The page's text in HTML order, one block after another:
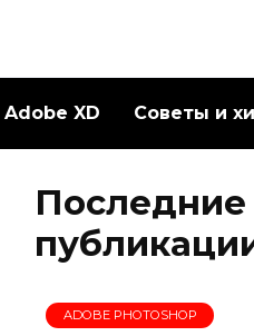
Adobe XD Советы и
Последние
ADOBE PHOTOSHOP